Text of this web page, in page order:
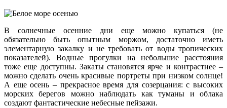
В солнечные осенние дни еще можно купаться (не
обязательно быть опытным моржом, достаточно иметь
элементарную закалку и не требовать от воды тропических
показателей). Водные прогулки на небольшие расстояния
тоже еще доступны. Закаты становятся ярче и контрастнее –
можно сделать очень красивые портреты при низком солнце!
А еще осень – прекрасное время для созерцания: с высоких
морских берегов можно наблюдать как туманы и облака
создают фантастические небесные пейзажи.